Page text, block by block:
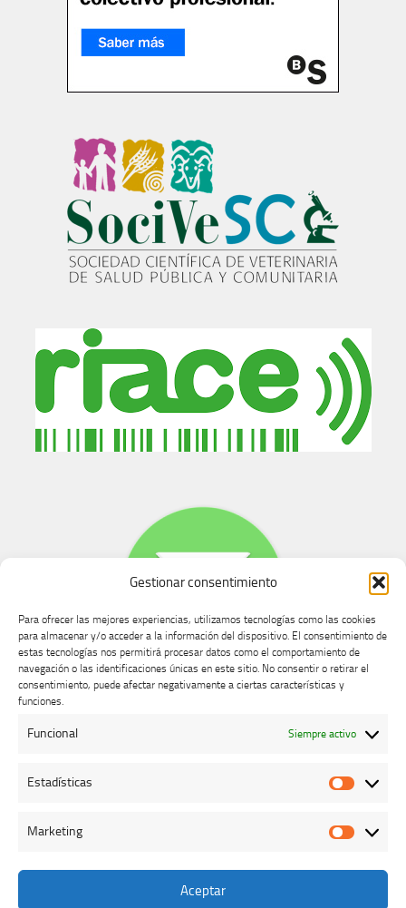
Gestionar consentimiento
Para ofrecer las mejores experiencias, utilizamos tecnologías como las cookies
para almacenar y/o acceder a la información del dispositivo. El consentimiento de
estas tecnologías nos permitirá procesar datos como el comportamiento de
navegación o las identificaciones únicas en este sitio. No consentir o retirar el
consentimiento, puede afectar negativamente a ciertas características y
funciones.
Funcional Siempre activo
Estadísticas
Marketing
Aceptar
Buzón de dudas, quejas y sugerencias
Colegio Oficial de Veterinarios de Cáceres © 2026. Todos los